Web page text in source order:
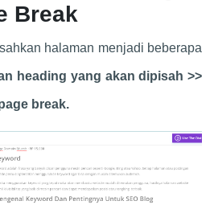
Break
halaman menjadi beberapa
heading yang akan dipisah >>
break.